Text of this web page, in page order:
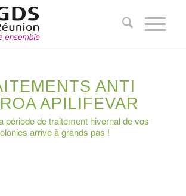
ANTI
APILIFEVAR
période de traitement hivernal de vos
arrive à grands pas !